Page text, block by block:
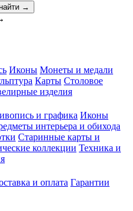
найти →
Иконы Монеты и медали
Карты Столовое
изделия
и графика Иконы
интерьера и обихода
Старинные карты и
коллекции Техника и
и оплата Гарантии